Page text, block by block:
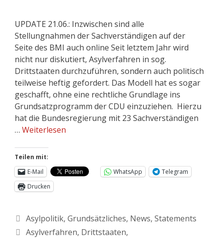
UPDATE 21.06.: Inzwischen sind alle
Stellungnahmen der Sachverständigen auf der
Seite des BMI auch online Seit letztem Jahr wird
nicht nur diskutiert, Asylverfahren in sog.
Drittstaaten durchzuführen, sondern auch politisch
teilweise heftig gefordert. Das Modell hat es sogar
geschafft, ohne eine rechtliche Grundlage ins
Grundsatzprogramm der CDU einzuziehen. Hierzu
hat die Bundesregierung mit 23 Sachverständigen
… Weiterlesen
Teilen mit:
E-Mail
WhatsApp
Telegram
Drucken
Asylpolitik, Grundsätzliches, News, Statements
Asylverfahren, Drittstaaten,